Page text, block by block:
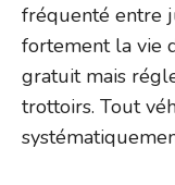
fréquenté entre
fortement la vie
gratuit mais
trottoirs. Tout